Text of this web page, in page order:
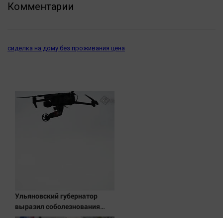
Гороскоп
Народная журналистика
Комментарии
сиделка на дому без проживания цена
Ульяновский губернатор
выразил соболезнования